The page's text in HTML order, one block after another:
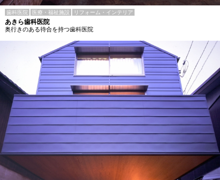
歯科医院 医療・福祉施設 リフォーム・インテリア
あきら歯科医院
奥行きのある待合を持つ歯科医院